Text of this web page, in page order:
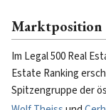
Marktposition
Im Legal 500 Real
Estate Ranking
Spitzengruppe der